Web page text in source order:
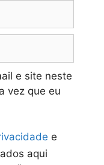
e site neste
vez que eu
e
aqui